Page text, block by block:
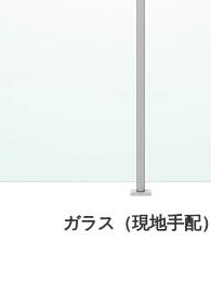
ガラス（現地手配）